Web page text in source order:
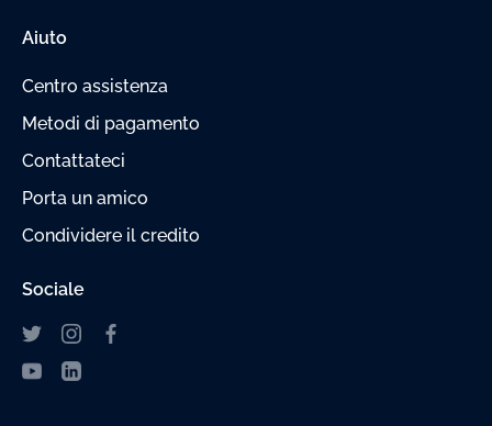
Aiuto
Centro assistenza
Metodi di pagamento
Contattateci
Porta un amico
Condividere il credito
Sociale